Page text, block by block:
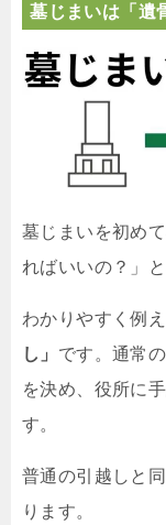
墓じまいは「遺
墓じまいを初め
ればいいの？」
わかりやすく例
し」 です。通常
を決め、役所に
す。
普通の引越しと
ります。